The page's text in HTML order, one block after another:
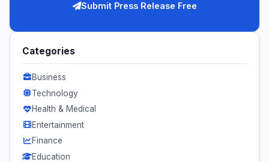
Submit Press Release Free
Categories
Business
Technology
Health & Medical
Entertainment
Finance
Education